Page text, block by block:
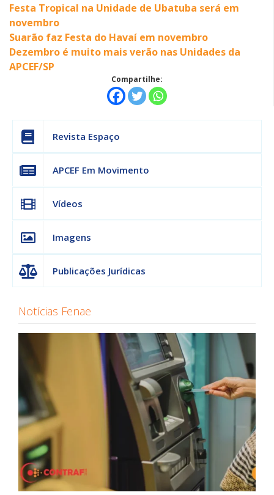
Festa Tropical na Unidade de Ubatuba será em
novembro
Suarão faz Festa do Havaí em novembro
Dezembro é muito mais verão nas Unidades da
APCEF/SP
Compartilhe:
Revista Espaço
APCEF Em Movimento
Vídeos
Imagens
Publicações Jurídicas
Notícias Fenae